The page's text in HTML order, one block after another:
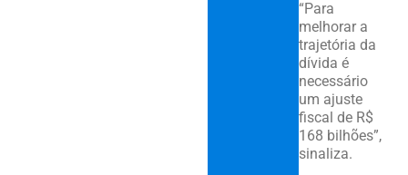
“Para
melhorar a
trajetória da
dívida é
necessário
um ajuste
fiscal de R$
168 bilhões”,
sinaliza.